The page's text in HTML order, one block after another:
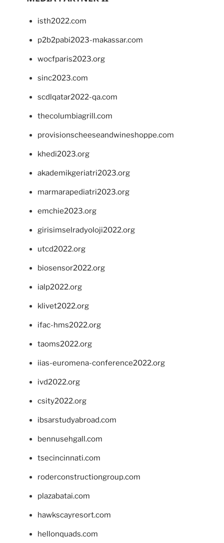
isth2022.com
p2b2pabi2023-makassar.com
wocfparis2023.org
sinc2023.com
scdlqatar2022-qa.com
thecolumbiagrill.com
provisionscheeseandwineshoppe.com
khedi2023.org
akademikgeriatri2023.org
marmarapediatri2023.org
emchie2023.org
girisimselradyoloji2022.org
utcd2022.org
biosensor2022.org
ialp2022.org
klivet2022.org
ifac-hms2022.org
taoms2022.org
iias-euromena-conference2022.org
ivd2022.org
csity2022.org
ibsarstudyabroad.com
bennusehgall.com
tsecincinnati.com
roderconstructiongroup.com
plazabatai.com
hawkscayresort.com
hellonquads.com